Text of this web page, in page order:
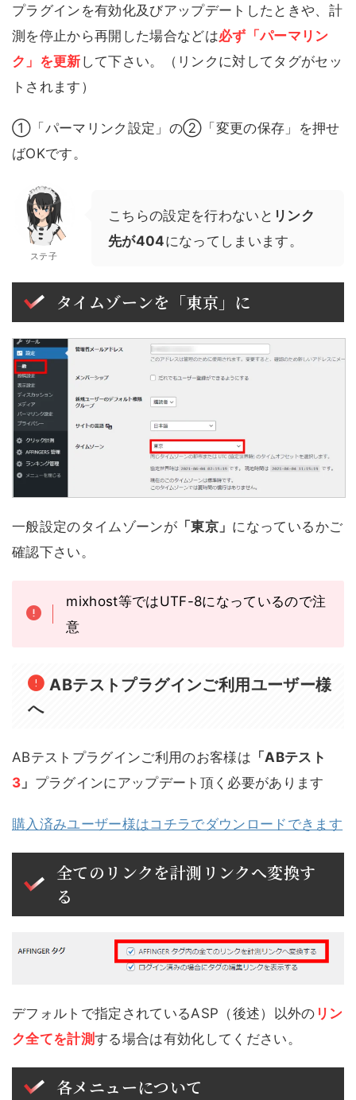
プラグインを有効化及びアップデートしたときや、計
測を停止から再開した場合などは必ず「パーマリン
ク」を更新 して下さい。（リンクに対してタグがセッ
トされます）
➀「パーマリンク設定」の②「変更の保存」を押せ
ばOKです。
ステ子
こちらの設定を行わないと リンク
先が404になってしまいます。
タイムゾーンを「東京」に
一般設定のタイムゾーンが 「東京」 になっているかご
確認下さい。
mixhost等ではUTF-8になっているので注
意
ABテストプラグインご利用ユーザー様
へ
ABテストプラグインご利用のお客様は 「ABテスト
3 」 プラグインにアップデート頂く必要があります
購入済みユーザー様はコチラでダウンロードできます
全てのリンクを計測リンクへ変換す
る
デフォルトで指定されているASP（後述）以外の リン
ク全てを計測する場合は有効化してください。
各メニューについて